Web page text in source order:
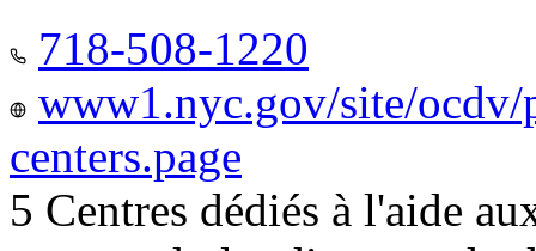
718-508-1220
www1.nyc.gov/site/
centers.page
5 Centres dédiés à l'aide